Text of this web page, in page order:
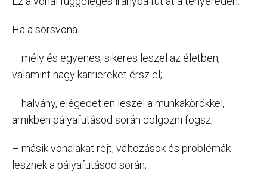
Ha a sorsvonal
– mély és egyenes, sikeres leszel az életben,
valamint nagy karriereket érsz el;
– halvány, elégedetlen leszel a munkakörökkel,
amikben pályafutásod során dolgozni fogsz;
– másik vonalakat rejt, változások és problémák
lesznek a pályafutásod során;